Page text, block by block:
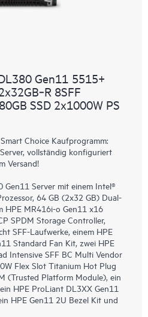
Gen11 5515+
8SFF
SSD 2x1000W PS
Choice Kaufprogramm:
vollständig konfiguriert
Versand!
Gen11 Server mit einem Intel®
64 GB (2x32 GB) Dual-
HPE MR416i-o Gen11 x16
SPDM Storage Controller,
SFF-Laufwerke, einem HPE
Standard Fan Kit, zwei HPE
Intensive SFF BC Multi Vendor
Flex Slot Titanium Hot Plug
(Trusted Platform Module), ein
HPE ProLiant DL3XX Gen11
HPE Gen11 2U Bezel Kit und